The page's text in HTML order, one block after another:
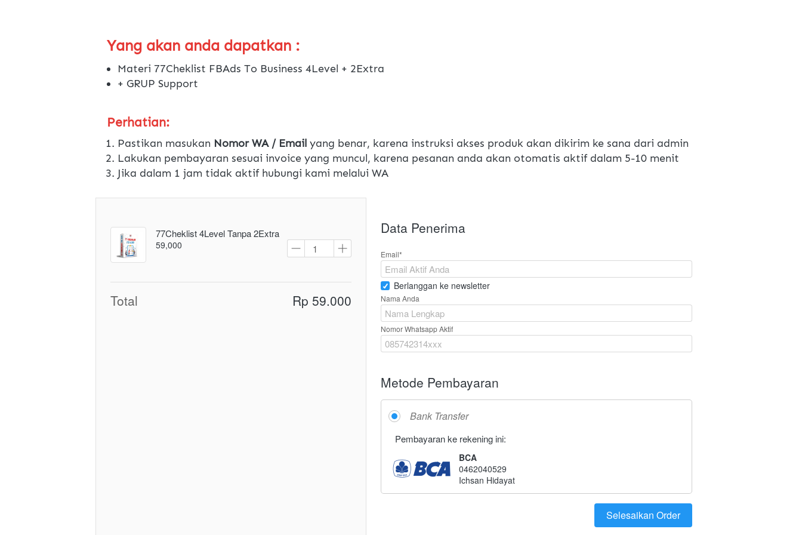
Yang akan anda dapatkan :
Materi 77Cheklist FBAds To Business 4Level + 2Extra
+ GRUP Support
Perhatian:
Pastikan masukan Nomor WA / Email yang benar, karena instruksi akses produk akan dikirim ke sana dari admin
Lakukan pembayaran sesuai invoice yang muncul, karena pesanan anda akan otomatis aktif dalam 5-10 menit
Jika dalam 1 jam tidak aktif hubungi kami melalui WA
Data Penerima
Email*
Berlanggan ke newsletter
Nama Anda
Nomor Whatsapp Aktif
Metode Pembayaran
Bank Transfer
Pembayaran ke rekening ini:
BCA
0462040529
Ichsan Hidayat
`
Selesaikan Order
77Cheklist 4Level Tanpa 2Extra
59,000
Total Rp 59.000